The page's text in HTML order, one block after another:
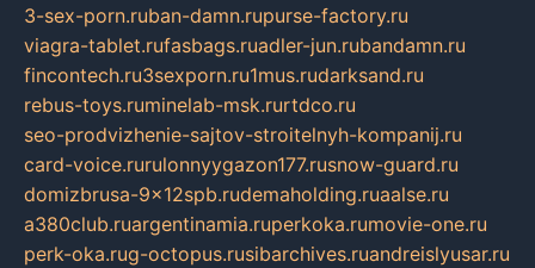
3-sex-porn.ruban-damn.rupurse-factory.ru
viagra-tablet.rufasbags.ruadler-jun.rubandamn.ru
fincontech.ru3sexporn.ru1mus.rudarksand.ru
rebus-toys.ruminelab-msk.rurtdco.ru
seo-prodvizhenie-sajtov-stroitelnyh-kompanij.ru
card-voice.rurulonnyygazon177.rusnow-guard.ru
domizbrusa-9x12spb.rudemaholding.ruaalse.ru
a380club.ruargentinamia.ruperkoka.rumovie-one.ru
perk-oka.rug-octopus.rusibarchives.ruandreislyusar.ru